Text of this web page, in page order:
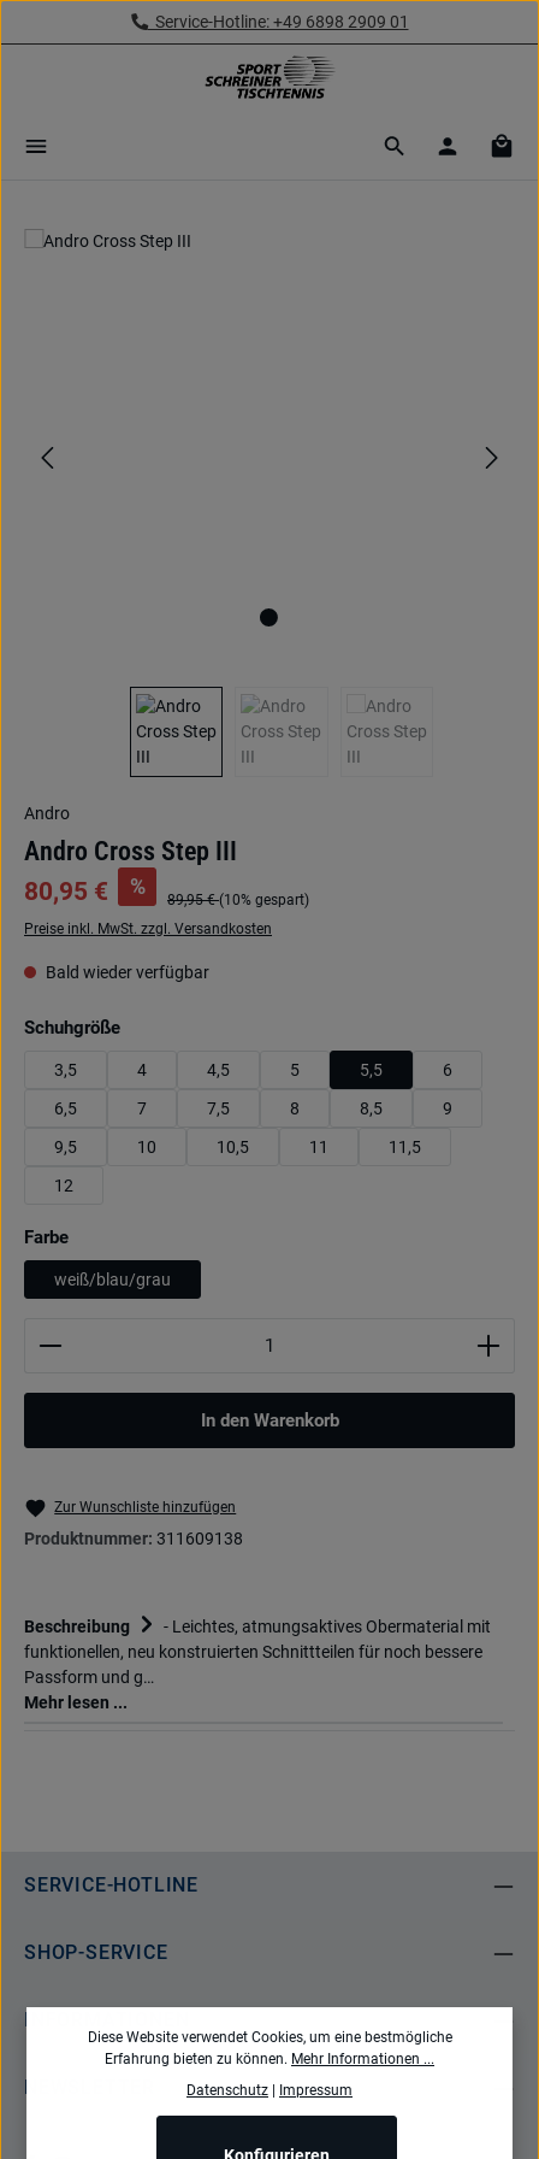
Zum Hauptinhalt springenService-Hotline: +49 6898 2909 01
Bildergalerie überspringen
Andro
Andro Cross Step III
80,95 € %
89,95 €(10% gespart)
Preise inkl. MwSt. zzgl. Versandkosten
Bald wieder verfügbar
Schuhgrößeauswählen
3,5 4 4,5 5 5,5
6
6,5
7 7,5 8 8,5
9
9,5
10 10,5 11
11,5
12
Farbeauswählen
weiß/blau/grau
Produkt Anzahl: Gib den gewünschten Wert ein
In den Warenkorb
Zur Wunschliste hinzufügen
Produktnummer: 311609138
Beschreibung
- Leichtes, atmungsaktives Obermaterial mit
funktionellen, neu konstruierten Schnittteilen für noch bessere
Passform und g…
Mehr lesen ...
SERVICE-HOTLINE
SHOP-SERVICE
Diese Website verwendet Cookies, um eine bestmögliche
Erfahrung bieten zu können. Mehr Informationen ...
Datenschutz
Impressum